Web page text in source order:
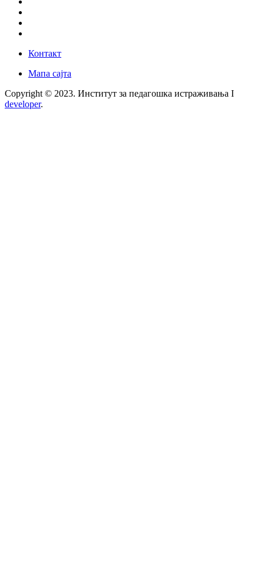
Контакт
Мапа сајта
Copyright © 2023. Институт за педагошка истраживања I
developer.